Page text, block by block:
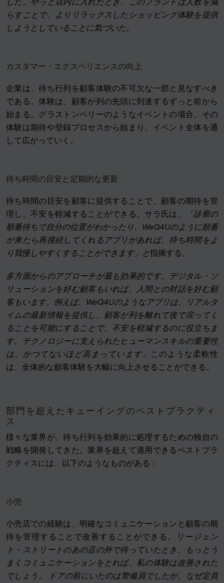
らすことで、よりリラックスしたショッピング体験を提供
しようとしていることに気づいた。
カスタマー・エクスペリエンスの向上
企業は、待ち行列を顧客体験の不可欠な一部と見なすべき
である。体験は、顧客が列の先頭に到達するずっと前から
始まる。グラストンベリーのようなイベントの場合、その
体験は期待や登録プロセスから始まり、イベント全体を通
して広がっていく。
待ち時間の目安と定期的な更新
待ち時間の目安を顧客に提供することで、顧客の期待を管
理し、不安を軽減することができる。サラ氏は、
「診察の
順番待ちで自分の位置がわかったり、WeQ4Uのように順番
が来たら再接続してくれるアプリがあれば、待ち時間をよ
り我慢しやすくすることができます」と指摘する。
多方面からのアプローチが最も効果的です。デジタル・ソ
リューションを好む顧客もいれば、人間との対話を好む顧
客もいます。例えば、WeQ4Uのようなアプリは、リアルタ
イムの最新情報を提供し、顧客が列を離れて後で戻ってく
ることを可能にすることで、不安を軽減するのに役立ちま
す。テクノロジーに支えられたヒューマンスキルの重要性
は、かつてないほど高まっています」 このような柔軟性
は、全体的な顧客体験を大幅に向上させることができる。
部門を超えたキューイングのベストプラクティ
ス
様々な業界が、待ち行列を効果的に処理するための独自の
戦略を開発してきた。業界を超えて適用できるベストプラ
クティスには、以下のようなものがある：
小売
小売店での経験は、明確なコミュニケーションと顧客の期
待を管理することで改善することができる。
リージェン
ト・ストリートのあの店の外で待っていたとき、もっとう
まくコミュニケーションをとれば、私の体験は改善された
でしょう。
ドアの前にいたのは警備員でしたが、なぜ定員